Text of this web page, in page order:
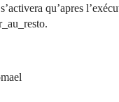
qu’apres